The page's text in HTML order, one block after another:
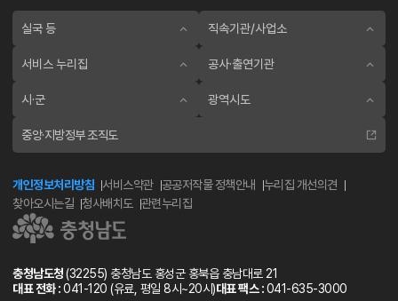
실국 등 직속기관/사업소
서비스 누리집 공사·출연기관
시·군 광역시도
중앙·지방정부 조직도
개인정보처리방침 서비스약관 공공저작물 정책안내
누리집 개선의견
찾아오시는길
청사배치도 관련누리집
충청남도청(32255) 충청남도 홍성군 홍북읍 충남대로 21
대표 전화 :041-120 (유료, 평일 8시~20시)대표 팩스 :041-635-3000